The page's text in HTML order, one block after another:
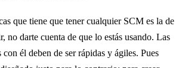
que tiene que tener cualquier SCM es la de
no darte cuenta de que lo estás usando. Las
con él deben de ser rápidas y ágiles. Pues